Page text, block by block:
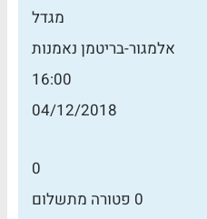
מגדל
אלמגור-בריטמן נאמנות
16:00
04/12/2018
0
0 פטורה מתשלום